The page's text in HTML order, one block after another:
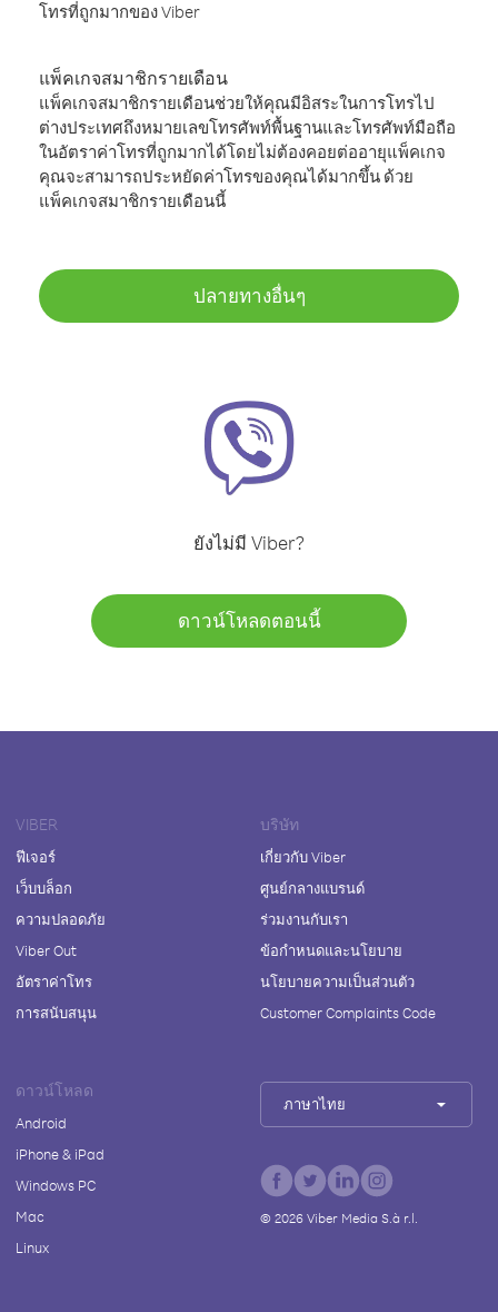
โทรที่ถูกมากของ Viber
แพ็คเกจสมาชิกรายเดือน
แพ็คเกจสมาชิกรายเดือนช่วยให้คุณมีอิสระในการโทรไป
ต่างประเทศถึงหมายเลขโทรศัพท์พื้นฐานและโทรศัพท์มือถือ
ในอัตราค่าโทรที่ถูกมากได้โดยไม่ต้องคอยต่ออายุแพ็คเกจ
คุณจะสามารถประหยัดค่าโทรของคุณได้มากขึ้น ด้วย
แพ็คเกจสมาชิกรายเดือนนี้
ปลายทางอื่นๆ
ยังไม่มี Viber?
ดาวน์โหลดตอนนี้
VIBER
ฟีเจอร์
เว็บบล็อก
ความปลอดภัย
Viber Out
อัตราค่าโทร
การสนับสนุน
บริษัท
เกี่ยวกับ Viber
ศูนย์กลางแบรนด์
ร่วมงานกับเรา
ข้อกำหนดและนโยบาย
นโยบายความเป็นส่วนตัว
Customer Complaints Code
ดาวน์โหลด
Android
iPhone & iPad
Windows PC
Mac
Linux
ภาษาไทย
© 2026Viber Media S.à r.l.